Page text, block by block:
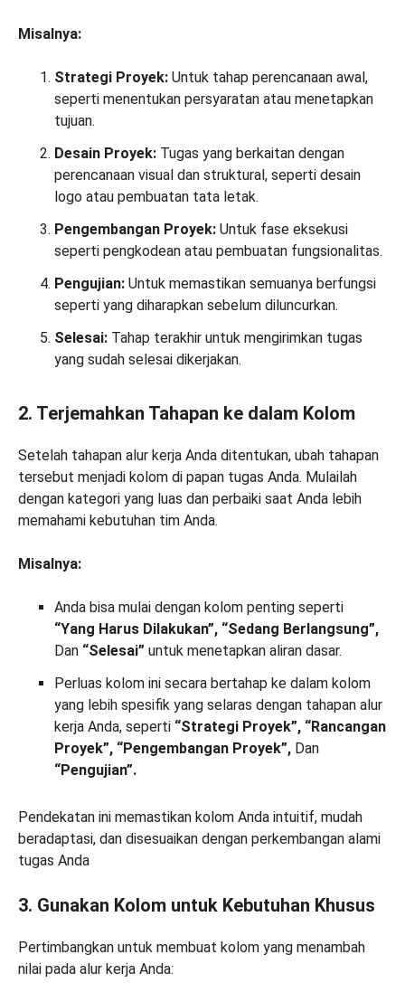
Misalnya:
Strategi Proyek: Untuk tahap perencanaan awal,
seperti menentukan persyaratan atau menetapkan
tujuan.
Desain Proyek: Tugas yang berkaitan dengan
perencanaan visual dan struktural, seperti desain
logo atau pembuatan tata letak.
Pengembangan Proyek: Untuk fase eksekusi
seperti pengkodean atau pembuatan fungsionalitas.
Pengujian: Untuk memastikan semuanya berfungsi
seperti yang diharapkan sebelum diluncurkan.
Selesai: Tahap terakhir untuk mengirimkan tugas
yang sudah selesai dikerjakan.
2. Terjemahkan Tahapan ke dalam Kolom
Setelah tahapan alur kerja Anda ditentukan, ubah tahapan
tersebut menjadi kolom di papan tugas Anda. Mulailah
dengan kategori yang luas dan perbaiki saat Anda lebih
memahami kebutuhan tim Anda.
Misalnya:
Anda bisa mulai dengan kolom penting seperti
“Yang Harus Dilakukan”, “Sedang Berlangsung”,
Dan “Selesai” untuk menetapkan aliran dasar.
Perluas kolom ini secara bertahap ke dalam kolom
yang lebih spesifik yang selaras dengan tahapan alur
kerja Anda, seperti “Strategi Proyek”, “Rancangan
Proyek”, “Pengembangan Proyek”, Dan
“Pengujian”.
Pendekatan ini memastikan kolom Anda intuitif, mudah
beradaptasi, dan disesuaikan dengan perkembangan alami
tugas Anda
3. Gunakan Kolom untuk Kebutuhan Khusus
Pertimbangkan untuk membuat kolom yang menambah
nilai pada alur kerja Anda: